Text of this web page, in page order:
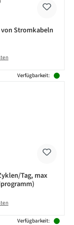
Stromkabeln
Verfügbarkeit:
Tag, max
Verfügbarkeit: